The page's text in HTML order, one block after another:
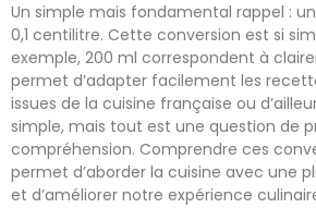
Un simple mais fondamental rappel :
0,1 centilitre. Cette conversion est si
exemple, 200 ml correspondent à
permet d’adapter facilement les
issues de la cuisine française ou
simple, mais tout est une question de
compréhension. Comprendre ces
permet d’aborder la cuisine avec une
et d’améliorer notre expérience